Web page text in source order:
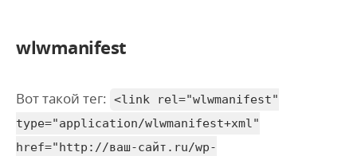
wlwmanifest
Вот такой тег: <link rel="wlwmanifest"
type="application/wlwmanifest+xml"
href="http://ваш-сайт.ru/wp-